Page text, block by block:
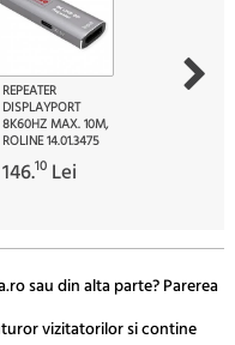
REPEATER
DISPLAYPORT
8K60HZ MAX. 10M,
ROLINE 14.01.3475
146.10 Lei
sau din alta parte? Parerea
vizitatorilor si contine